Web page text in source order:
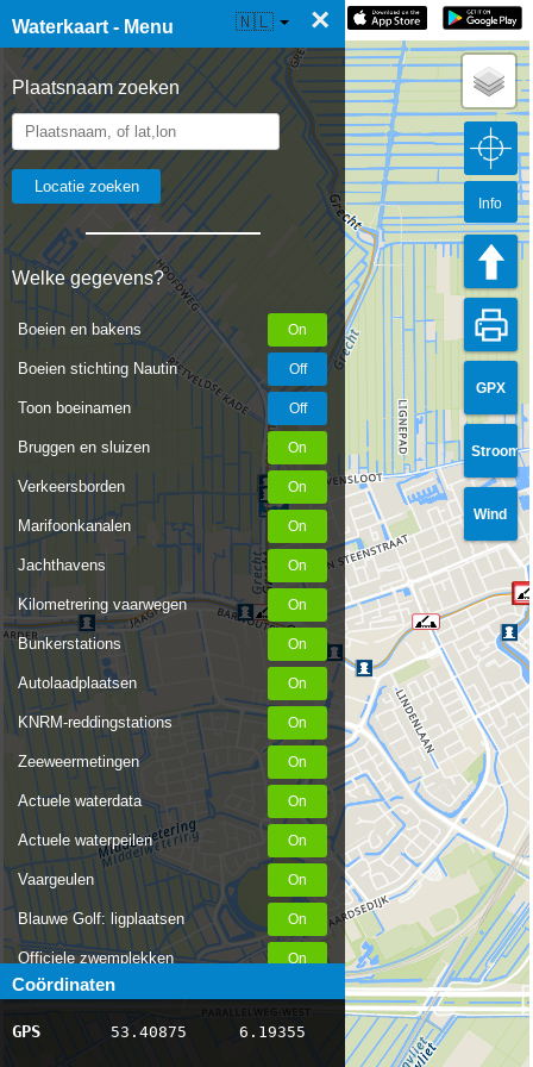
Waterkaart - Menu ×
Plaatsnaam zoeken
Welke gegevens?
Boeien en bakens
Boeien stichting Nautin
Toon boeinamen
Bruggen en sluizen
Verkeersborden
Marifoonkanalen
Jachthavens
Kilometrering vaarwegen
Bunkerstations
Autolaadplaatsen
KNRM-reddingstations
Zeeweermetingen
Actuele waterdata
Actuele waterpeilen
Vaargeulen
Blauwe Golf: ligplaatsen
Officiele zwemplekken
Stremmingen/hinder
AIS scheepsposities
Coördinaten
GPS 53.40875 6.19355
☰ Waterkaart Live 🇳🇱
GPX
Stroom
Wind
Info